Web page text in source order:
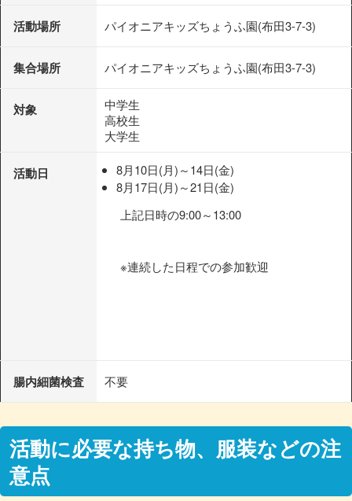
活動場所 パイオニアキッズちょうふ園(布田3-7-3)
集合場所 パイオニアキッズちょうふ園(布田3-7-3)
対象
中学生
高校生
大学生
活動日
8月10日(月)～14日(金)
8月17日(月)～21日(金)
上記日時の9:00～13:00
※連続した日程での参加歓迎
腸内細菌検査 不要
活動に必要な持ち物、服装などの注
意点